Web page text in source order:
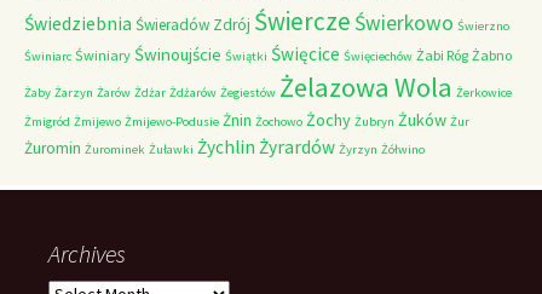
Świedziebnia Świeradów Zdrój Świercze Świerkowo Świerzno
Świniarc Świniary Świnoujście Świątki Święcice Święciechów Żabi Róg Żabno
Żaby Żarzyn Żarów Żdżar Żdżarów Żegiestów Żelazowa Wola Żerkowice
Żmigród Żmijewo Żmijewo-Podusie Żnin Żochowo Żochy Żubryn Żuków Żur
Żuromin Żurominek Żuławki Żychlin Żyrardów Żyrzyn Żółwino
Archives